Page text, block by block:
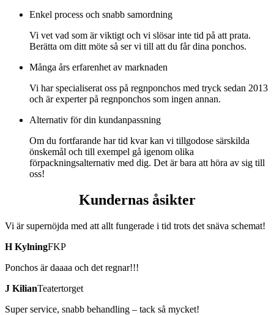
Enkel process och snabb samordning
Vi vet vad som är viktigt och vi slösar inte tid på att prata.
Berätta om ditt möte så ser vi till att du får dina ponchos.
Många års erfarenhet av marknaden
Vi har specialiserat oss på regnponchos med tryck sedan 2013
och är experter på regnponchos som ingen annan.
Alternativ för din kundanpassning
Om du fortfarande har tid kvar kan vi tillgodose särskilda
önskemål och till exempel gå igenom olika
förpackningsalternativ med dig. Det är bara att höra av sig till
oss!
Kundernas åsikter
Vi är supernöjda med att allt fungerade i tid trots det snäva schemat!
H KylningFKP
Ponchos är daaaa och det regnar!!!
J KilianTeatertorget
Super service, snabb behandling – tack så mycket!